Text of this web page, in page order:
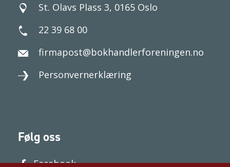
St. Olavs Plass 3, 0165 Oslo
22 39 68 00
firmapost@bokhandlerforeningen.no
Personvernerklæring
Følg oss
Facebook